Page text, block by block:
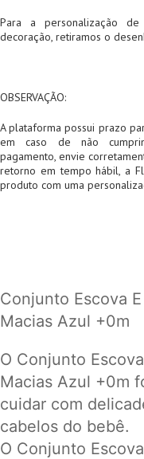
Para a personalização
decoração, retiramos o
OBSERVAÇÃO:
A plataforma possui prazo
em caso de não
pagamento, envie
retorno em tempo hábil, a
produto com uma
Conjunto Escova
Macias Azul +0m
O Conjunto
Macias Azul +0m
cuidar com
cabelos do bebê.
O Conjunto